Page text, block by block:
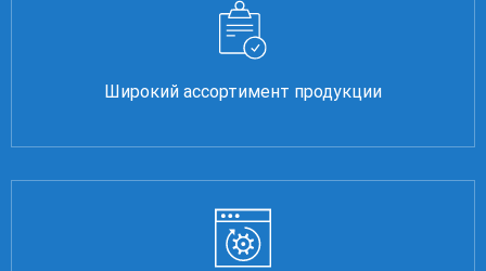
Широкий ассортимент продукции